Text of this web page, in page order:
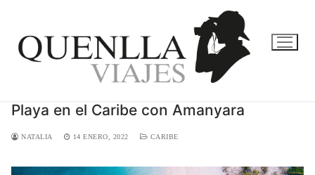
contenido
Playa en el Caribe con Amanyara
NATALIA 14 ENERO, 2022 CARIBE